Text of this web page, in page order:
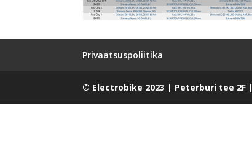
Privaatsuspoliitika
© Electrobike 2023 | Peterburi tee 2F